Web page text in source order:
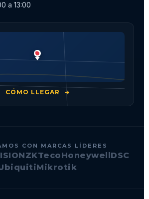
a 13:00
CÓMO LLEGAR
CON MARCAS LÍDERES
ZKTecoHoneywellDSC
Mikrotik